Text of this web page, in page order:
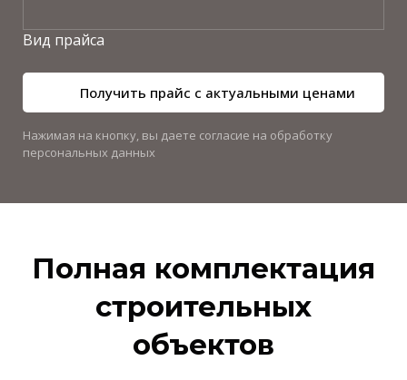
Вид прайса
Получить прайс с актуальными ценами
Нажимая на кнопку, вы даете согласие на обработку
персональных данных
Полная комплектация
строительных
объектов